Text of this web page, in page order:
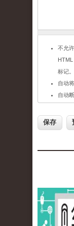
不允许
HTML
标记。
自动
自动